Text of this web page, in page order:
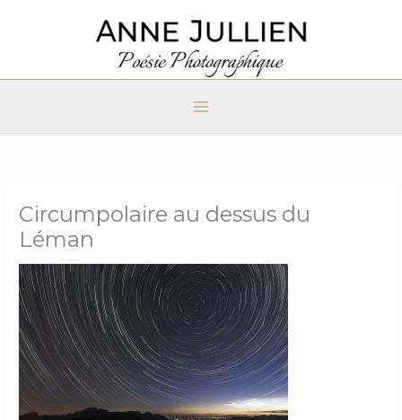
Circumpolaire au dessus du
Léman